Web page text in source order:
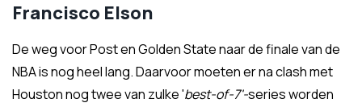
Francisco Elson
De weg voor Post en Golden State naar de finale van de
NBA is nog heel lang. Daarvoor moeten er na clash met
Houston nog twee van zulke 'best-of-7'-series worden